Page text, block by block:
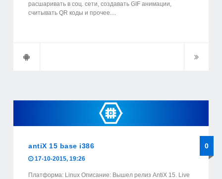
расшаривать в соц. сети, создавать GIF анимации,
считывать QR коды и прочее....
antiX 15 base i386 0
17-10-2015, 19:26
Платформа: Linux Описание: Вышел релиз AntiX 15. Live